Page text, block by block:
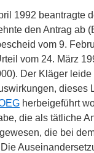
1992 beantragte
den Antrag ab
vom 9.
vom 24. März
Der Kläger
dieses
herbeigeführt
die als tätliche
die bei